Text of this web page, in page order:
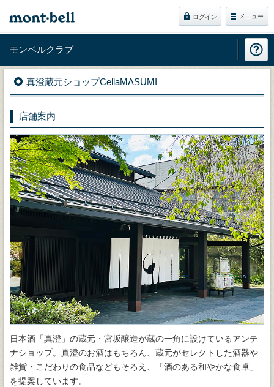
ログイン メニュー
モンベルクラブ
真澄蔵元ショップCellaMASUMI
店舗案内
日本酒「真澄」の蔵元・宮坂醸造が蔵の一角に設けているアンテ
ナショップ。真澄のお酒はもちろん、蔵元がセレクトした酒器や
雑貨・こだわりの食品などもそろえ、「酒のある和やかな食卓」
を提案しています。